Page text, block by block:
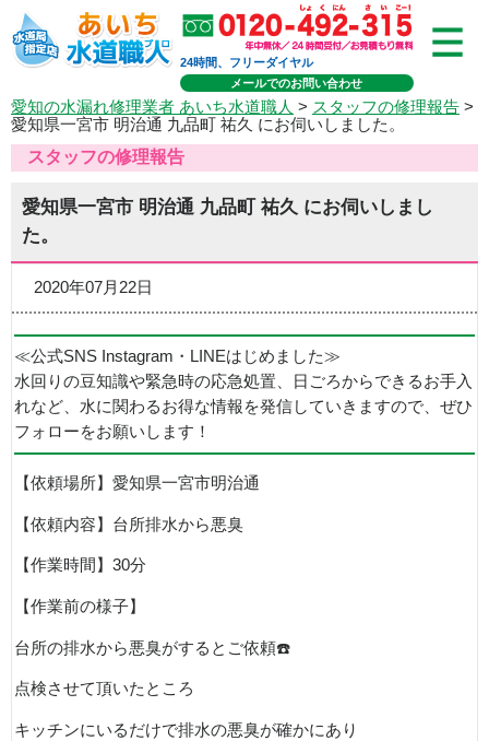
24時間、フリーダイヤル
メールでのお問い合わせ
愛知の水漏れ修理業者 あいち水道職人 > スタッフの修理報告 >
愛知県一宮市 明治通 九品町 祐久 にお伺いしました。
スタッフの修理報告
愛知県一宮市 明治通 九品町 祐久 にお伺いしまし
た。
2020年07月22日
≪公式SNS Instagram・LINEはじめました≫
水回りの豆知識や緊急時の応急処置、日ごろからできるお手入
れなど、水に関わるお得な情報を発信していきますので、ぜひ
フォローをお願いします！
【依頼場所】愛知県一宮市明治通
【依頼内容】台所排水から悪臭
【作業時間】 30分
【作業前の様子】
台所の排水から悪臭がするとご依頼☎️
点検させて頂いたところ
キッチンにいるだけで排水の悪臭が確かにあり